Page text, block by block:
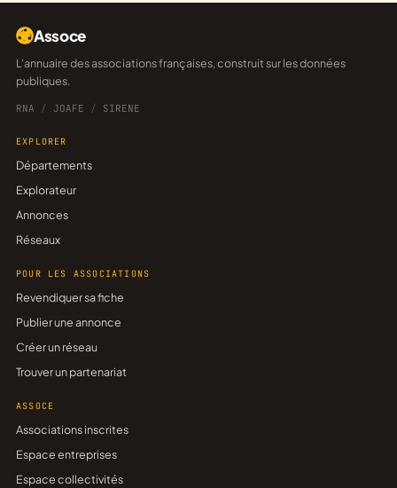
Assoce
L'annuaire des associations françaises, construit sur les données
publiques.
RNA / JOAFE / SIRENE
EXPLORER
Départements
Explorateur
Annonces
Réseaux
POUR LES ASSOCIATIONS
Revendiquer sa fiche
Publier une annonce
Créer un réseau
Trouver un partenariat
ASSOCE
Associations inscrites
Espace entreprises
Espace collectivités